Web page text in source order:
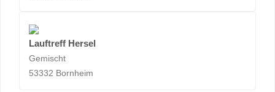
Lauftreff Hersel
Gemischt
53332 Bornheim